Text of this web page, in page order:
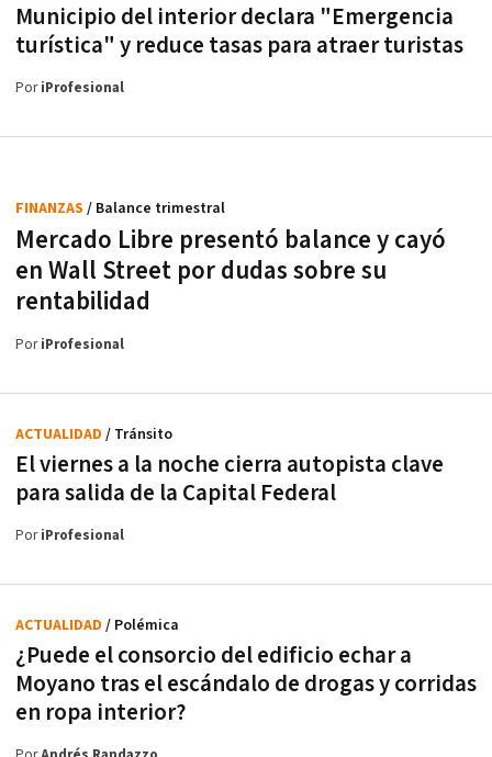
Municipio del interior declara "Emergencia
turística" y reduce tasas para atraer turistas
PoriProfesional
Mercado Libre presentó balance y cayó
en Wall Street por dudas sobre su
rentabilidad
FINANZAS / Balance trimestral
PoriProfesional
El viernes a la noche cierra autopista clave
para salida de la Capital Federal
ACTUALIDAD / Tránsito
PoriProfesional
¿Puede el consorcio del edificio echar a
Moyano tras el escándalo de drogas y corridas
en ropa interior?
ACTUALIDAD / Polémica